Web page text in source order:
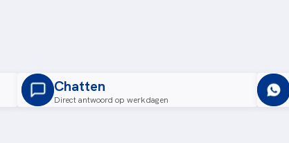
Chatten
Direct antwoord op werkdagen